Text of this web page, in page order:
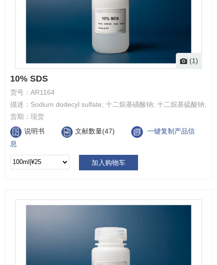
(1)
10% SDS
货号： AR1164
描述： Sodium dodecyl sulfate; 十二烷基磺酸钠; 十二烷基硫酸钠;
货期： 现货
说明书
文献数量(47)
一键复制产品信
息
加入购物车